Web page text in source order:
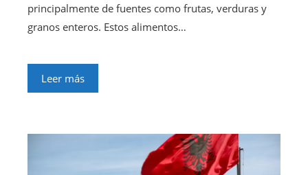
principalmente de fuentes como frutas, verduras y
granos enteros. Estos alimentos…
Leer más